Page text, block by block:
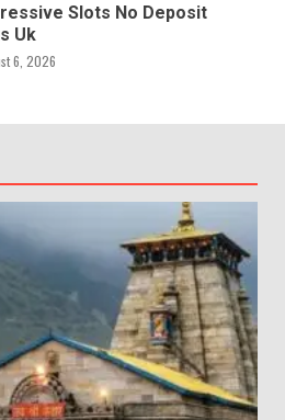
Slots No Deposit
Uk
6, 2026